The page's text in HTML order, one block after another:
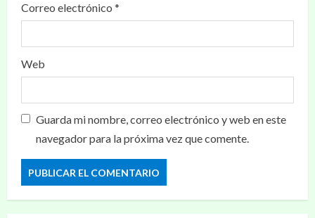
Correo electrónico *
Web
Guarda mi nombre, correo electrónico y web en este
navegador para la próxima vez que comente.